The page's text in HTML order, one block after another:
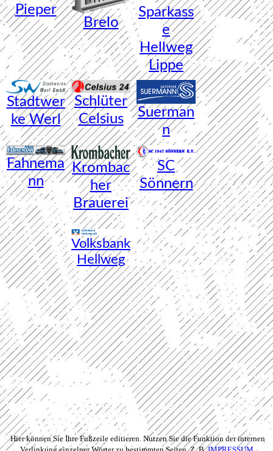
Pieper
Brelo
Sparkass
e
Hellweg
Lippe
Stadtwer
ke Werl
Schlüter
Celsius
Suerman
n
Fahnema
nn
Krombac
her
Brauerei
SC
Sönnern
Volksbank
Hellweg
Hier können Sie Ihre Fußzeile editieren. Nutzen Sie die Funktion der internen